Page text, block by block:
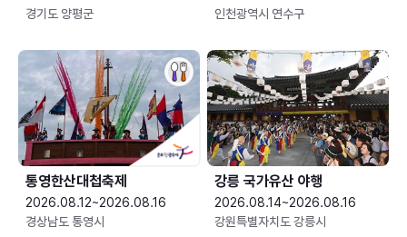
경기도 양평군
인천광역시 연수구
통영한산대첩축제
2026.08.12~2026.08.16
경상남도 통영시
강릉 국가유산 야행
2026.08.14~2026.08.16
강원특별자치도 강릉시